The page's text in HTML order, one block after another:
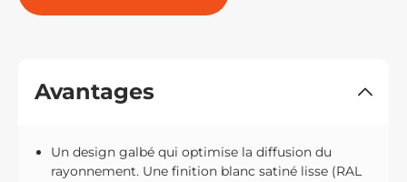
Avantages
Un design galbé qui optimise la diffusion du
rayonnement. Une finition blanc satiné lisse (RAL